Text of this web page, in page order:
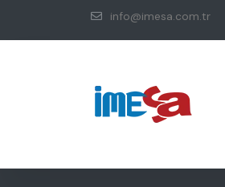
info@imesa.com.tr